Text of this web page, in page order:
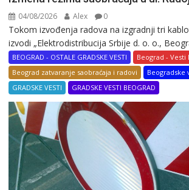
04/08/2026 Alex 0
Tokom izvođenja radova na izgradnji tri
izvodi „Elektrodistribucija Srbije d. o. o.,
BEOGRAD - OSTALE GRADSKE VESTI
Beograd - Vesti
Beograd zatvaranje saobraćaja i radovi
Beogradske
GRADSKE VESTI
GRADSKE VESTI BEOGRAD